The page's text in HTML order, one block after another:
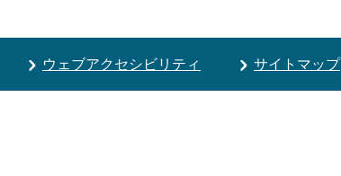
ウェブアクセシビリティ サイトマップ